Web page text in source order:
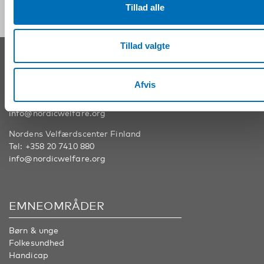
Tillad alle
Tillad valgte
Afvis
KONTAKT
Nordens Velfærdscenter Sverige
Tel:+46 8 545 536 00
info@nordicwelfare.org
Nordens Velfærdscenter Finland
Tel: +358 20 7410 880
info@nordicwelfare.org
EMNEOMRÅDER
Børn & unge
Folkesundhed
Handicap